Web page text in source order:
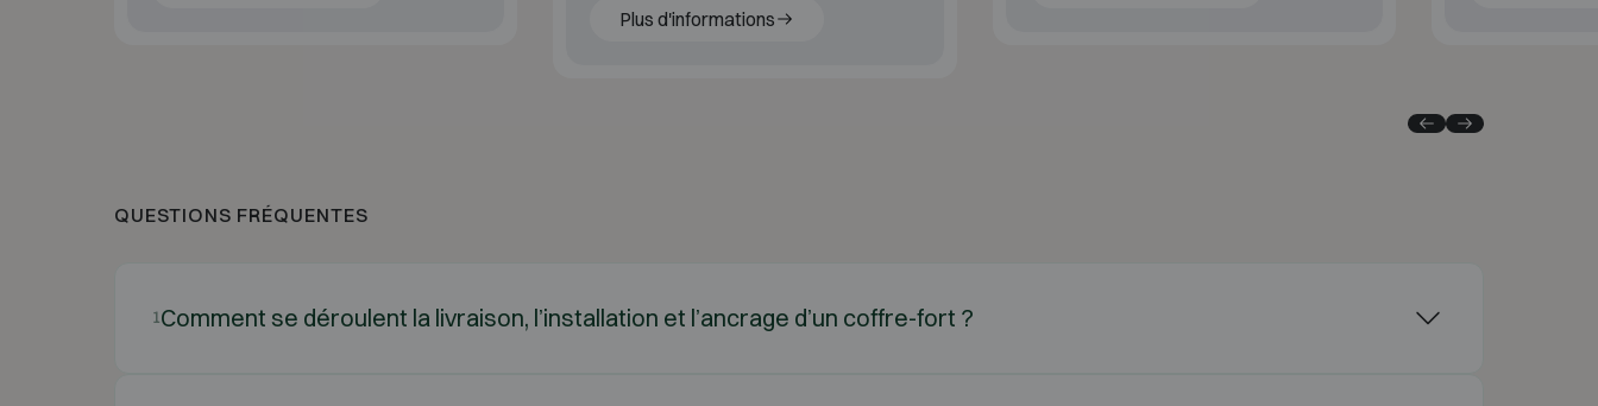
Plus d'informations
QUESTIONS FRÉQUENTES
1Comment se déroulent la livraison, l’installation et l’ancrage d’un coffre-fort ?